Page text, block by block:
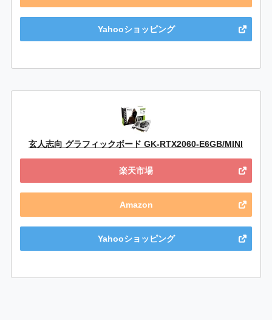
Yahooショッピング
玄人志向 グラフィックボード GK-RTX2060-E6GB/MINI
楽天市場
Amazon
Yahooショッピング